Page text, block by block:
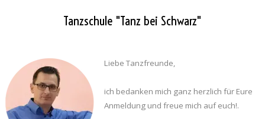
Tanzschule "Tanz bei Schwarz"
Liebe Tanzfreunde,
ich bedanken mich ganz herzlich für Eure
Anmeldung und freue mich auf euch!.